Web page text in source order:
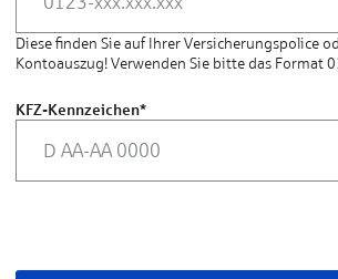
Diese finden Sie auf Ihrer Versicherungspolice
Kontoauszug! Verwenden Sie bitte das Format
KFZ-Kennzeichen*